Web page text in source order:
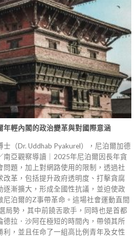
年輕內閣的政治變革與對國際意涵
（Dr. Uddhab Pyakurel），尼泊爾加德
南亞觀察導讀｜2025年尼泊爾因長年貪
問題，加上對網路使用的限制，透過社
改革，包括提升政府透明度、打擊貪腐
逐漸擴大，形成全國性抗議，並迫使政
尼泊爾的Z事帶革命。這場社會運動直間
局勢，其中前饒舌歌手，同時也是首都
德拉．沙阿在極短的時間內，帶領其所
利，並且任命了一組高比例青年及女性